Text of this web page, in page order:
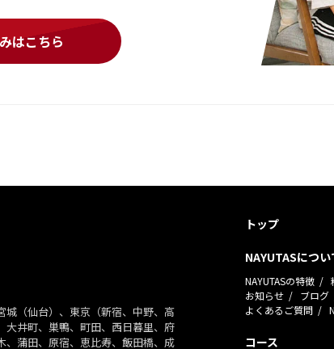
はこちら
城（仙台）、東京（新宿、中野、高
大井町、巣鴨、町田、西日暮里、府
、蒲田、原宿、恵比寿、飯田橋、成
トップ
NAYUTASについ
NAYUTASの特徴
お知らせ
ブログ
よくあるご質問
コース